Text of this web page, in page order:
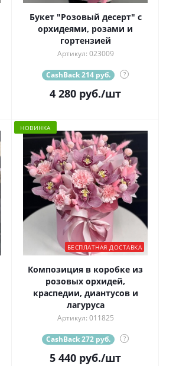
Букет "Розовый десерт" с
орхидеями, розами и
гортензией
Артикул: 023009
CashBack 214 руб. ?
4 280 руб./шт
НОВИНКА
БЕСПЛАТНАЯ ДОСТАВКА
Композиция в коробке из
розовых орхидей,
краспедии, диантусов и
лагуруса
Артикул: 011825
CashBack 272 руб. ?
5 440 руб./шт